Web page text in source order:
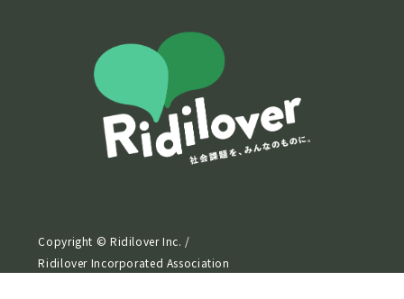
Copyright © Ridilover Inc. /
Ridilover Incorporated Association